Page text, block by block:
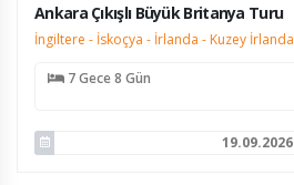
KESİN K. Ankara Çıkışlı Büyük Britanya Turu
İngiltere - İskoçya - İrlanda - Kuzey İrlanda
7 Gece 8 Gün
19.09.2026